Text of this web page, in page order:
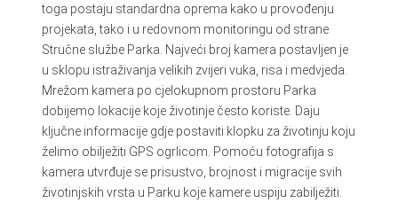
toga postaju standardna oprema kako u provođenju
projekata, tako i u redovnom monitoringu od strane
Stručne službe Parka. Najveći broj kamera postavljen je
u sklopu istraživanja velikih zvijeri vuka, risa i medvjeda.
Mrežom kamera po cjelokupnom prostoru Parka
dobijemo lokacije koje životinje često koriste. Daju
ključne informacije gdje postaviti klopku za životinju koju
želimo obilježiti GPS ogrlicom. Pomoću fotografija s
kamera utvrđuje se prisustvo, brojnost i migracije svih
životinjskih vrsta u Parku koje kamere uspiju zabilježiti.